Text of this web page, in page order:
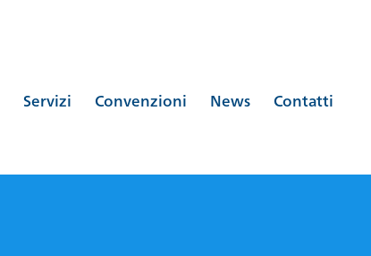
Servizi Convenzioni News Contatti